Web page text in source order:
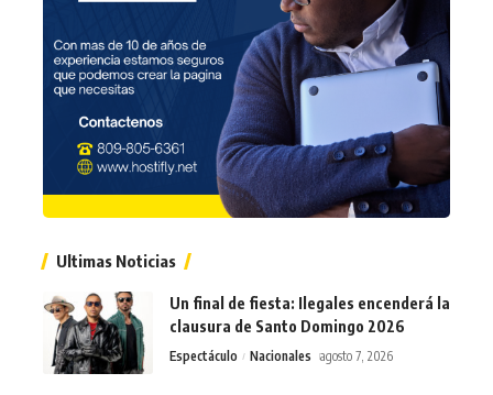
Ultimas Noticias
Un final de fiesta: Ilegales encenderá la
clausura de Santo Domingo 2026
Espectáculo Nacionales agosto 7, 2026